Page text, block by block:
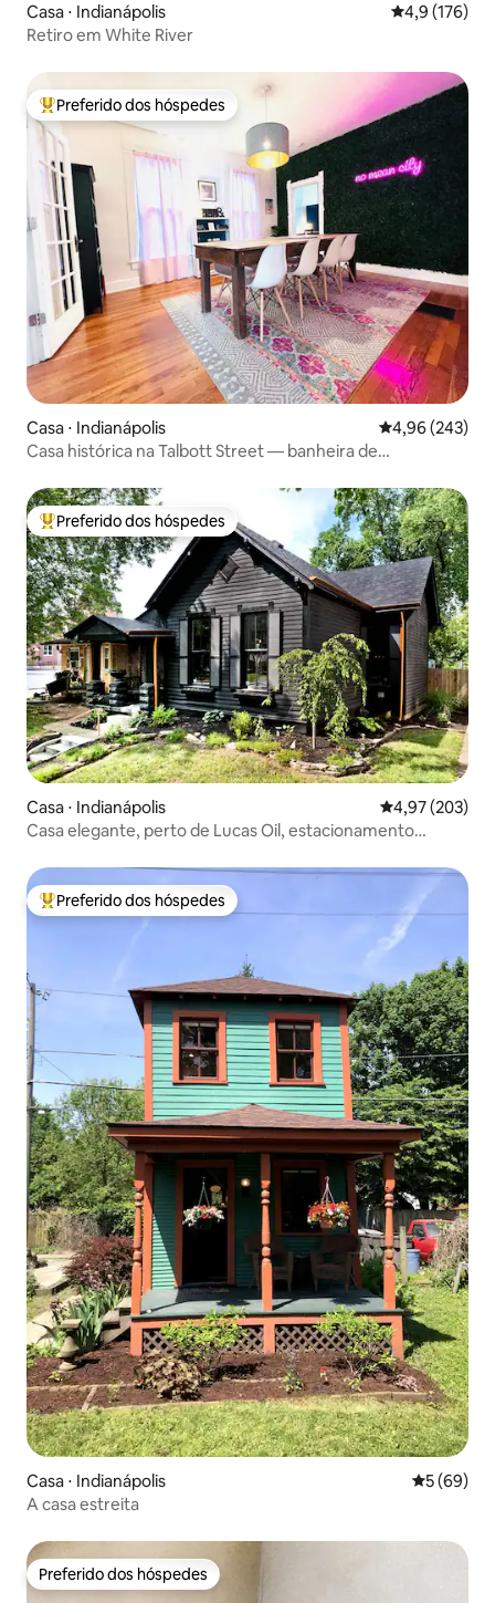
Casa ⋅ Indianápolis 4,9 de uma
4,9 (176)
Retiro em White River
Entre os melhores preferidos dos hóspedes
Preferido dos hóspedes
Casa ⋅ Indianápolis 4,96 de uma
4,96 (243)
Casa histórica na Talbott Street — banheira de
Entre os melhores preferidos dos hóspedes
Preferido dos hóspedes
Casa ⋅ Indianápolis 4,97 de uma
4,97 (203)
Casa elegante, perto de Lucas Oil, estacionamento
Entre os melhores preferidos dos hóspedes
Preferido dos hóspedes
Casa ⋅ Indianápolis 5 de uma
5 (69)
A casa estreita
Preferido dos hóspedes
Preferido dos hóspedes